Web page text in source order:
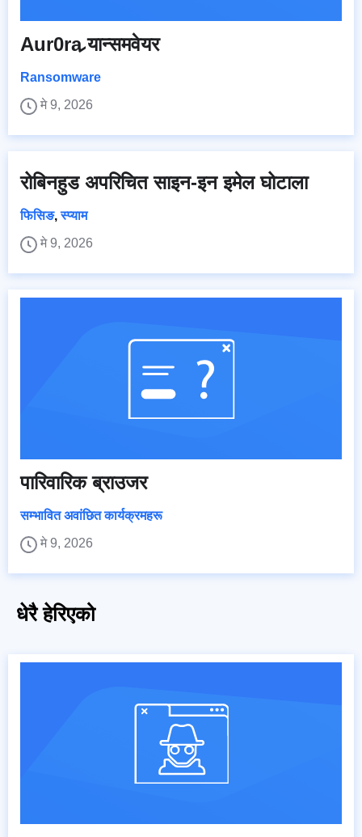
Aur0ra र्‍यान्समवेयर
Ransomware
मे 9, 2026
रोबिनहुड अपरिचित साइन-इन इमेल घोटाला
फिसिङ,स्प्याम
मे 9, 2026
पारिवारिक ब्राउजर
सम्भावित अवांछित कार्यक्रमहरू
मे 9, 2026
धेरै हेरिएको